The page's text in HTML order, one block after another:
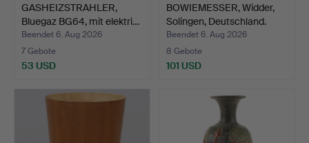
GASHEIZSTRAHLER,
Bluegaz BG64, mit elektri…
Beendet 6. Aug 2026
7 Gebote
53 USD
BOWIEMESSER, Widder,
Solingen, Deutschland.
Beendet 6. Aug 2026
8 Gebote
101 USD